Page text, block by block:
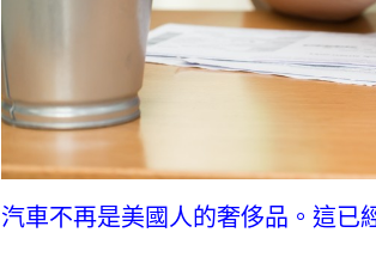
汽車不再是美國人的奢侈品。這已